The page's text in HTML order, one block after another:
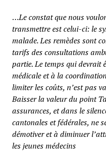
…Le constat que nous
transmettre est celui-ci: le
malade. Les remèdes sont
tarifs des consultations
partie.Le temps qui devrait
médicale et à la
limiter les coûts, n’est pas
Baisser la valeur du point
assurances, et dans le
cantonales et fédérales, ne
démotiver et à diminuer
les jeunes médecins